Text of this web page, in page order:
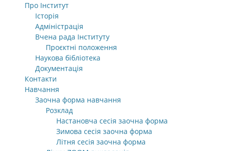
Про Інститут
Історія
Адміністрація
Вчена рада Інституту
Проєктні положення
Наукова бібліотека
Документація
Контакти
Навчання
Заочна форма навчання
Розклад
Настановча сесія заочна форма
Зимова сесія заочна форма
Літня сесія заочна форма